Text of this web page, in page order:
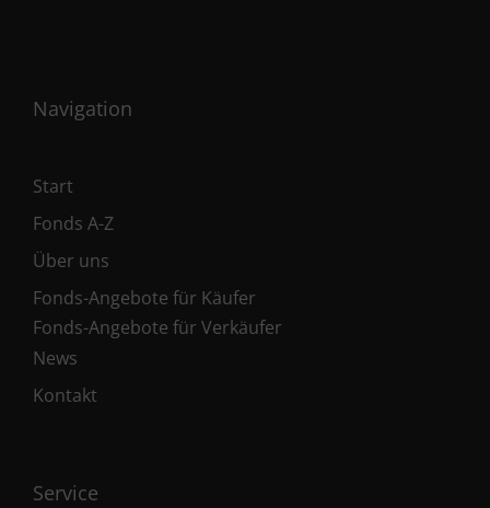
Navigation
Start
Fonds A-Z
Über uns
Fonds-Angebote für Käufer
Fonds-Angebote für Verkäufer
News
Kontakt
Service